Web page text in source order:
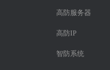
高防服务器
高防IP
智防系统